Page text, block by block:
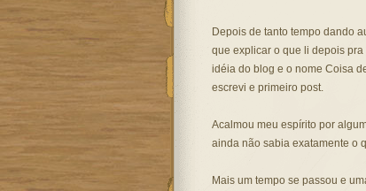
Depois de tanto tempo dando
que explicar o que li depois
idéia do blog e o nome Coisa
escrevi e primeiro post.
Acalmou meu espírito por
ainda não sabia exatamente o
Mais um tempo se passou e